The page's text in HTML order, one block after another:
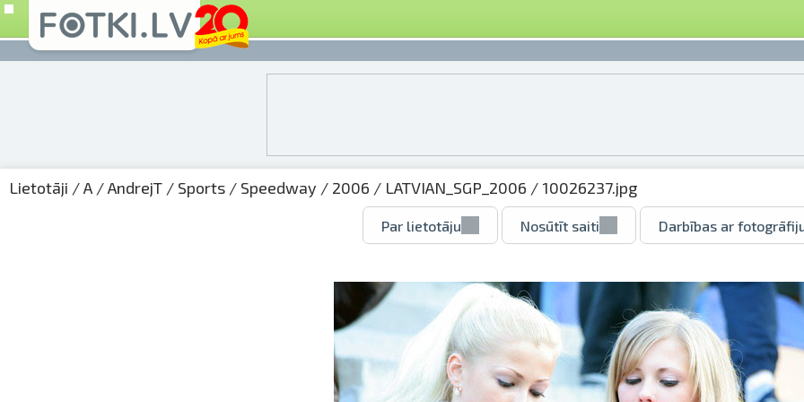
Lietotāji /A /AndrejT / Sports / Speedway / 2006 / LATVIAN_SGP_2006 / 10026237.jpg
Par lietotāju Nosūtīt saiti Darbības ar